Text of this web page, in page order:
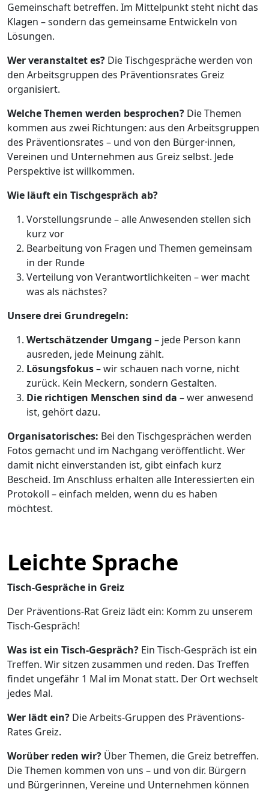
Gemeinschaft betreffen. Im Mittelpunkt steht nicht das
Klagen – sondern das gemeinsame Entwickeln von
Lösungen.
Wer veranstaltet es? Die Tischgespräche werden von
den Arbeitsgruppen des Präventionsrates Greiz
organisiert.
Welche Themen werden besprochen? Die Themen
kommen aus zwei Richtungen: aus den Arbeitsgruppen
des Präventionsrates – und von den Bürger·innen,
Vereinen und Unternehmen aus Greiz selbst. Jede
Perspektive ist willkommen.
Wie läuft ein Tischgespräch ab?
Vorstellungsrunde – alle Anwesenden stellen sich
kurz vor
Bearbeitung von Fragen und Themen gemeinsam
in der Runde
Verteilung von Verantwortlichkeiten – wer macht
was als nächstes?
Unsere drei Grundregeln:
Wertschätzender Umgang – jede Person kann
ausreden, jede Meinung zählt.
Lösungsfokus– wir schauen nach vorne, nicht
zurück. Kein Meckern, sondern Gestalten.
Die richtigen Menschen sind da – wer anwesend
ist, gehört dazu.
Organisatorisches: Bei den Tischgesprächen werden
Fotos gemacht und im Nachgang veröffentlicht. Wer
damit nicht einverstanden ist, gibt einfach kurz
Bescheid. Im Anschluss erhalten alle Interessierten ein
Protokoll – einfach melden, wenn du es haben
möchtest.
Leichte Sprache
Tisch-Gespräche in Greiz
Der Präventions-Rat Greiz lädt ein: Komm zu unserem
Tisch-Gespräch!
Was ist ein Tisch-Gespräch? Ein Tisch-Gespräch ist ein
Treffen. Wir sitzen zusammen und reden. Das Treffen
findet ungefähr 1 Mal im Monat statt. Der Ort wechselt
jedes Mal.
Wer lädt ein? Die Arbeits-Gruppen des Präventions-
Rates Greiz.
Worüber reden wir? Über Themen, die Greiz betreffen.
Die Themen kommen von uns – und von dir. Bürgern
und Bürgerinnen, Vereine und Unternehmen können